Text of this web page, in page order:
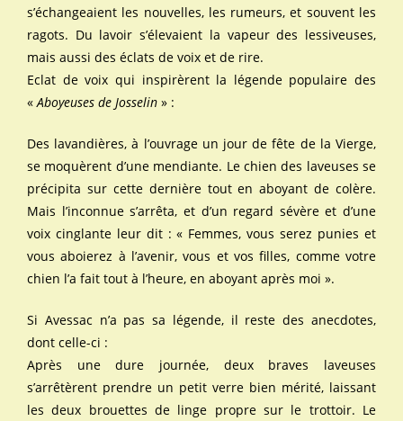
s’échangeaient les nouvelles, les rumeurs, et souvent les
ragots. Du lavoir s’élevaient la vapeur des lessiveuses,
mais aussi des éclats de voix et de rire.
Eclat de voix qui inspirèrent la légende populaire des
«Aboyeuses de Josselin » :
Des lavandières, à l’ouvrage un jour de fête de la Vierge,
se moquèrent d’une mendiante. Le chien des laveuses se
précipita sur cette dernière tout en aboyant de colère.
Mais l’inconnue s’arrêta, et d’un regard sévère et d’une
voix cinglante leur dit : « Femmes, vous serez punies et
vous aboierez à l’avenir, vous et vos filles, comme votre
chien l’a fait tout à l’heure, en aboyant après moi ».
Si Avessac n’a pas sa légende, il reste des anecdotes,
dont celle-ci :
Après une dure journée, deux braves laveuses
s’arrêtèrent prendre un petit verre bien mérité, laissant
les deux brouettes de linge propre sur le trottoir. Le